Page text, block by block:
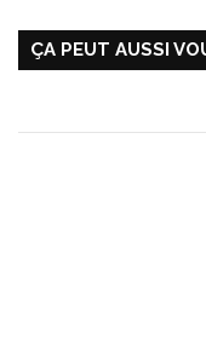
ÇA PEUT AUSSI